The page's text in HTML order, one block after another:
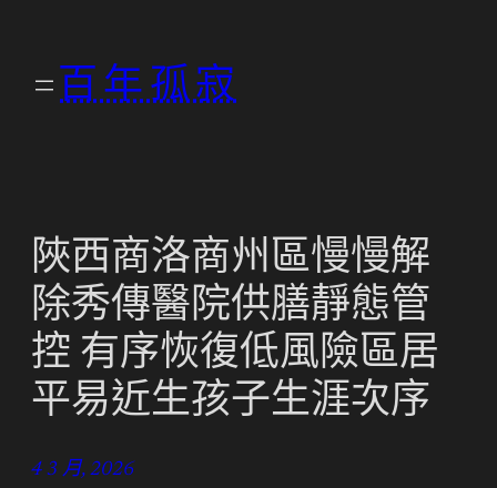
百年孤寂
陜西商洛商州區慢慢解
除秀傳醫院供膳靜態管
控 有序恢復低風險區居
平易近生孩子生涯次序
4 3 月, 2026